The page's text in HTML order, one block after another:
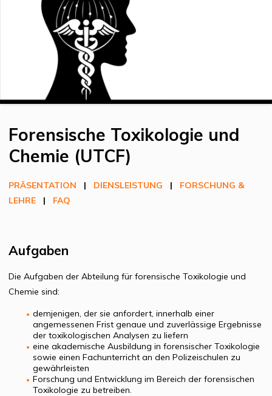
Forensische Toxikologie und
Chemie (UTCF)
PRÄSENTATION | DIENSLEISTUNG | FORSCHUNG &
LEHRE | FAQ
Aufgaben
Die Aufgaben der Abteilung für forensische Toxikologie und
Chemie sind:
demjenigen, der sie anfordert, innerhalb einer
angemessenen Frist genaue und zuverlässige Ergebnisse
der toxikologischen Analysen zu liefern
eine akademische Ausbildung in forensischer Toxikologie
sowie einen Fachunterricht an den Polizeischulen zu
gewährleisten
Forschung und Entwicklung im Bereich der forensischen
Toxikologie zu betreiben.